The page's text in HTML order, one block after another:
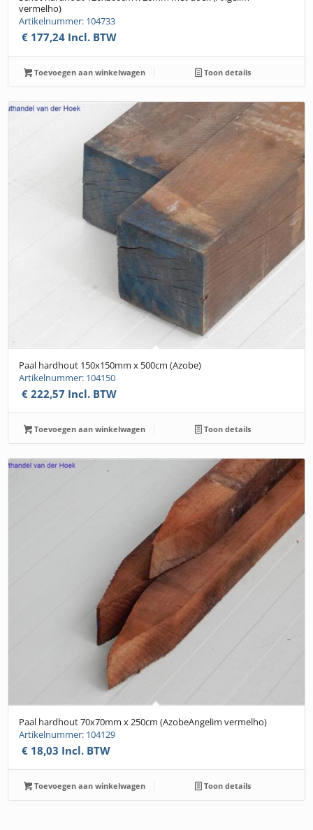
vermelho)
Artikelnummer: 104733
€ 177,24 Incl. BTW
Toevoegen aan winkelwagen Toon details
Paal hardhout 150x150mm x 500cm (Azobe)
Artikelnummer: 104150
€ 222,57 Incl. BTW
Toevoegen aan winkelwagen Toon details
Paal hardhout 70x70mm x 250cm (AzobeAngelim vermelho)
Artikelnummer: 104129
€ 18,03 Incl. BTW
Toevoegen aan winkelwagen Toon details